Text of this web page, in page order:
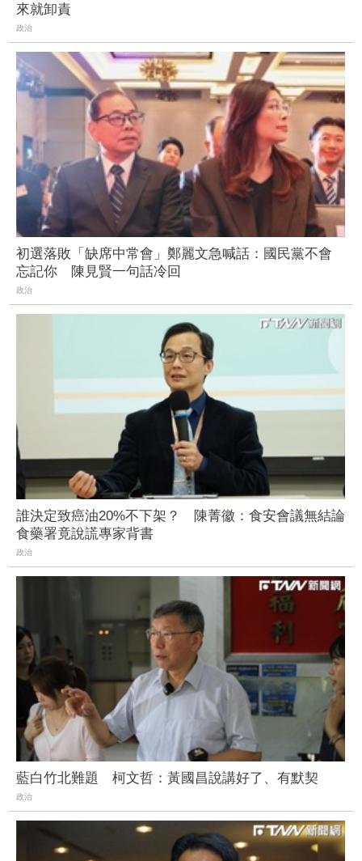
來就卸責
政治
初選落敗「缺席中常會」鄭麗文急喊話：國民黨不會
忘記你 陳見賢一句話冷回
政治
誰決定致癌油20%不下架？ 陳菁徽：食安會議無結論
食藥署竟說謊專家背書
政治
藍白竹北難題 柯文哲：黃國昌說講好了、有默契
政治